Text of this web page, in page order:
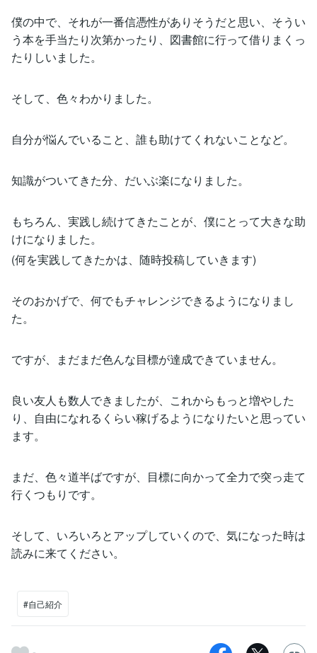
僕の中で、それが一番信憑性がありそうだと思い、そうい
う本を手当たり次第かったり、図書館に行って借りまくっ
たりしいました。
そして、色々わかりました。
自分が悩んでいること、誰も助けてくれないことなど。
知識がついてきた分、だいぶ楽になりました。
もちろん、実践し続けてきたことが、僕にとって大きな助
けになりました。
(何を実践してきたかは、随時投稿していきます)
そのおかげで、何でもチャレンジできるようになりまし
た。
ですが、まだまだ色んな目標が達成できていません。
良い友人も数人できましたが、これからもっと増やした
り、自由になれるくらい稼げるようになりたいと思ってい
ます。
まだ、色々道半ばですが、目標に向かって全力で突っ走て
行くつもりです。
そして、いろいろとアップしていくので、気になった時は
読みに来てください。
#自己紹介